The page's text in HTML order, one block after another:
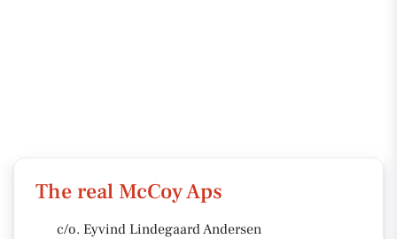
The real McCoy Aps
c/o. Eyvind Lindegaard Andersen